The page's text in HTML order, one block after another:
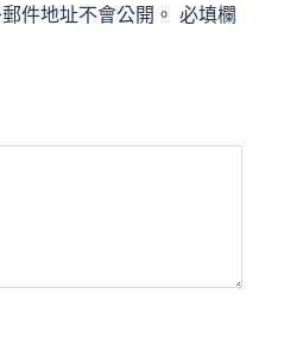
件地址不會公開。 必填欄